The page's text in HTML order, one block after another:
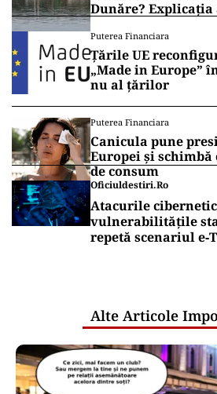
Dunăre?
Puterea Financiara
Țările UE
„Made in Europe”
nu al țărilor
Puterea Financiara
Canicula pune
Europei și
de consum
Oficiuldestiri.ro
Atacurile
vulnerabilitățile
repetă scenariul
Alte Articole